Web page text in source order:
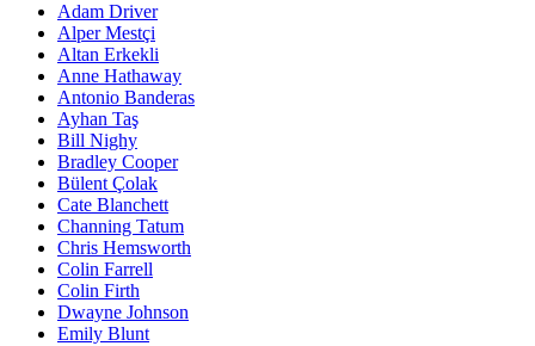
Adam Driver
Alper Mestçi
Altan Erkekli
Anne Hathaway
Antonio Banderas
Ayhan Taş
Bill Nighy
Bradley Cooper
Bülent Çolak
Cate Blanchett
Channing Tatum
Chris Hemsworth
Colin Farrell
Colin Firth
Dwayne Johnson
Emily Blunt